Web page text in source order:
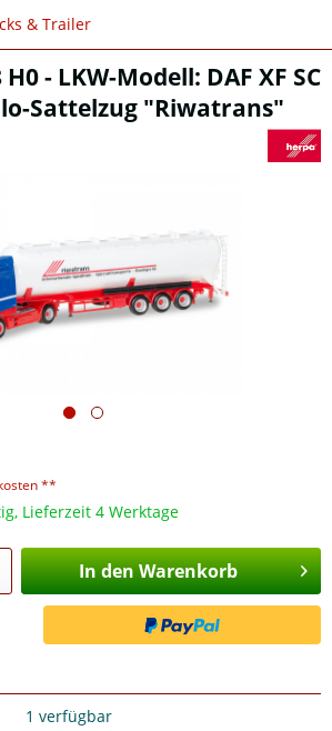
& Trailer
- LKW-Modell: DAF XF SC
Sattelzug "Riwatrans"
**
Lieferzeit 4 Werktage
In den Warenkorb
1 verfügbar